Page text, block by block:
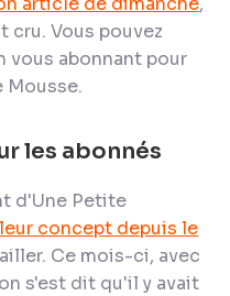
cru. Vous pouvez
vous abonnant pour
Mousse.
les abonnés
d'Une Petite
concept depuis le
Ce mois-ci, avec
s'est dit qu'il y avait